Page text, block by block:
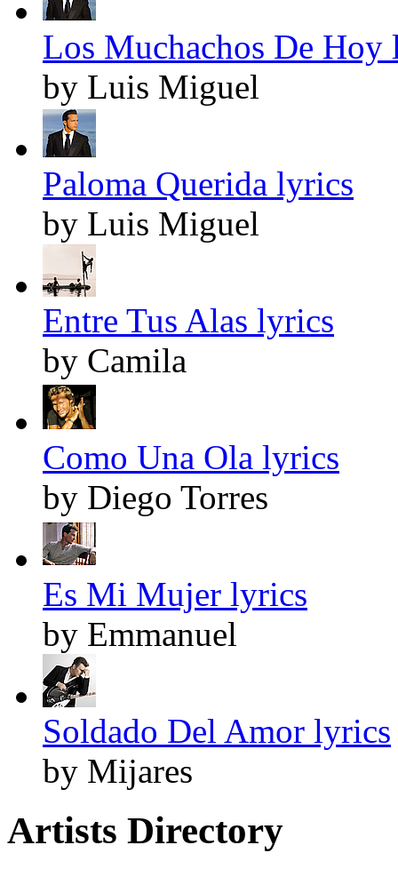
Los Muchachos De Hoy
by Luis Miguel
Paloma Querida lyrics
by Luis Miguel
Entre Tus Alas lyrics
by Camila
Como Una Ola lyrics
by Diego Torres
Es Mi Mujer lyrics
by Emmanuel
Soldado Del Amor lyrics
by Mijares
Artists Directory